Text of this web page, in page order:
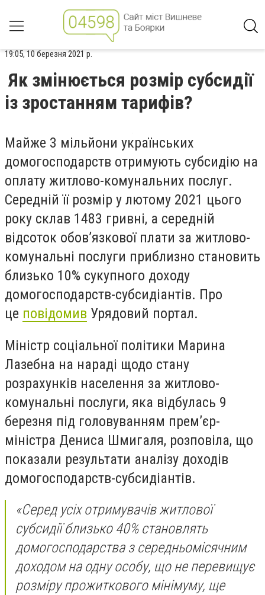
19:05, 10 березня 2021 р.
Як змінюється розмір субсидії
із зростанням тарифів?
Майже 3 мільйони українських
домогосподарств отримують субсидію на
оплату житлово-комунальних послуг.
Середній її розмір у лютому 2021 цього
року склав 1483 гривні, а середній
відсоток обов’язкової плати за житлово-
комунальні послуги приблизно становить
близько 10% сукупного доходу
домогосподарств-субсидіантів. Про
це повідомив Урядовий портал.
Міністр соціальної політики Марина
Лазебна на нараді щодо стану
розрахунків населення за житлово-
комунальні послуги, яка відбулась 9
березня під головуванням прем’єр-
міністра Дениса Шмигаля, розповіла, що
показали результати аналізу доходів
домогосподарств-субсидіантів.
«Серед усіх отримувачів житлової
субсидії близько 40% становлять
домогосподарства з середньомісячним
доходом на одну особу, що не перевищує
розміру прожиткового мінімуму, ще